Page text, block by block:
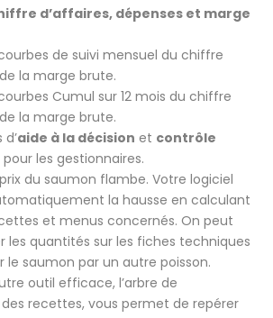
d’affaires, dépenses et marge
de suivi mensuel du chiffre
la marge brute.
Cumul sur 12 mois du chiffre
la marge brute.
aide à la décision et contrôle
les gestionnaires.
du saumon flambe. Votre logiciel
la hausse en calculant
et menus concernés. On peut
les quantités sur les fiches techniques
le saumon par un autre poisson.
outil efficace, l’arbre de
recettes, vous permet de repérer